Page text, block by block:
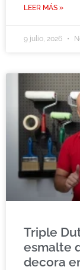
LEER MÁS »
9 julio, 2026
Triple
esmalte
decora